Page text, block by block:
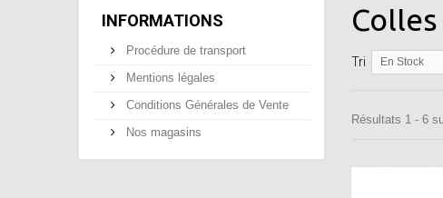
INFORMATIONS
Procédure de transport
Mentions légales
Conditions Générales de Vente
Nos magasins
Tri En Stock
Résultats 1 - 6